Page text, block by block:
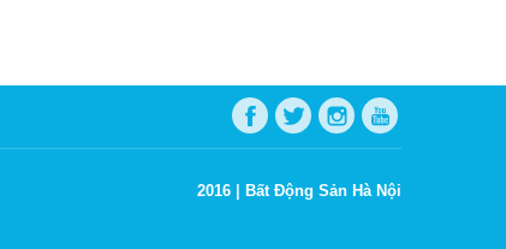
2016 | Bất Động Sản Hà Nội